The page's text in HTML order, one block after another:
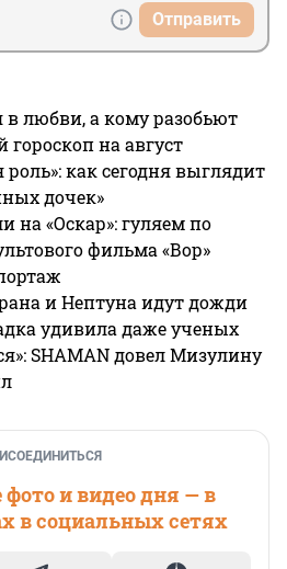
Отправить
любви, а кому разобьют
на август
как сегодня выглядит
дочек»
на «Оскар»: гуляем по
фильма «Вор»
и Нептуна идут дожди
удивила даже ученых
SHAMAN довел Мизулину
и видео дня — в
в социальных сетях